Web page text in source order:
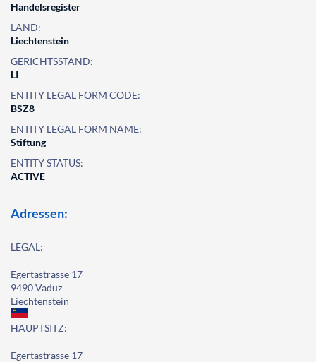
Handelsregister
LAND:
Liechtenstein
GERICHTSSTAND:
LI
ENTITY LEGAL FORM CODE:
BSZ8
ENTITY LEGAL FORM NAME:
Stiftung
ENTITY STATUS:
ACTIVE
Adressen:
LEGAL:
Egertastrasse 17
9490 Vaduz
Liechtenstein
HAUPTSITZ:
Egertastrasse 17